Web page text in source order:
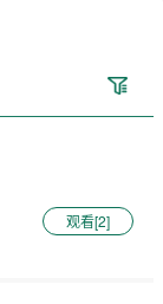
观看[2]